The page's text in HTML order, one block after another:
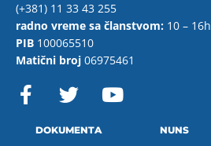
(+381) 11 33 43 255
radno vreme sa članstvom: 10 – 16h
PIB 100065510
Matični broj 06975461
F
a w
t
o
DOKUMENTA NUNS